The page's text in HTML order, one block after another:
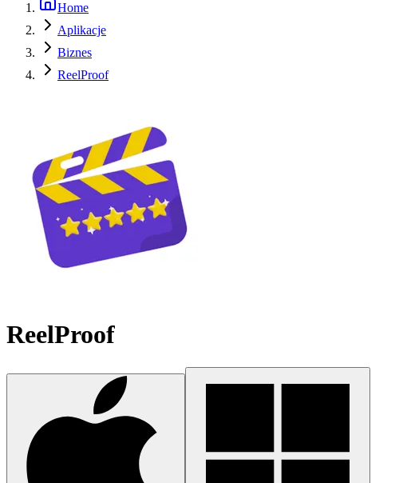
Home
Aplikacje
Biznes
ReelProof
ReelProof